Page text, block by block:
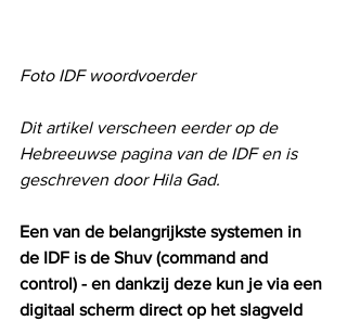
Foto IDF woordvoerder
Dit artikel verscheen eerder op de
Hebreeuwse pagina van de IDF en is
geschreven door Hila Gad.
Een van de belangrijkste systemen in
de IDF is de Shuv (command and
control) - en dankzij deze kun je via een
digitaal scherm direct op het slagveld